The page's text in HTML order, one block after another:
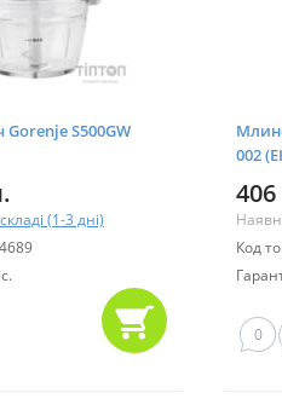
S500GW
(1-3 дні)
002
Код
0